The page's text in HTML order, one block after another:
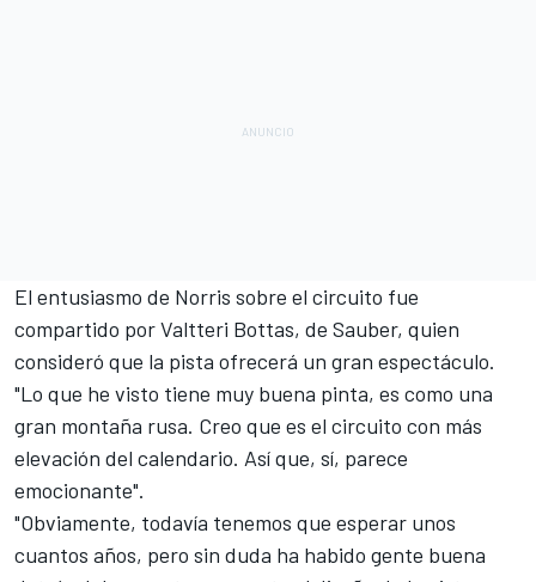
El entusiasmo de Norris sobre el circuito fue
compartido porValtteri Bottas, de Sauber, quien
consideró que la pista ofrecerá un gran espectáculo.
"Lo que he visto tiene muy buena pinta, es como una
gran montaña rusa. Creo que es el circuito con más
elevación del calendario. Así que, sí, parece
emocionante".
"Obviamente, todavía tenemos que esperar unos
cuantos años, pero sin duda ha habido gente buena